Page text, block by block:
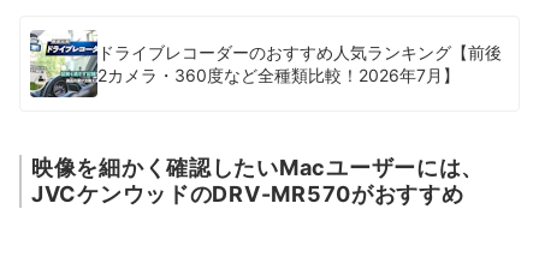
ドライブレコーダーのおすすめ人気ランキング【前後
2カメラ・360度など全種類比較！2026年7月】
映像を細かく確認したいMacユーザーには、
JVCケンウッドのDRV-MR570がおすすめ